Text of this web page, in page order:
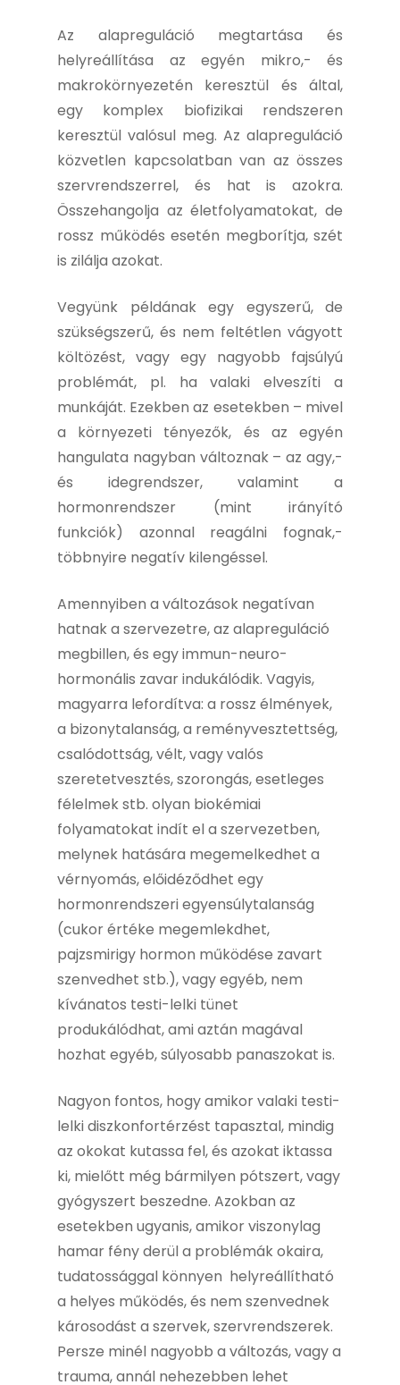
Az alapreguláció megtartása és
helyreállítása az egyén mikro,- és
makrokörnyezetén keresztül és által,
egy komplex biofizikai rendszeren
keresztül valósul meg. Az alapreguláció
közvetlen kapcsolatban van az összes
szervrendszerrel, és hat is azokra.
Összehangolja az életfolyamatokat, de
rossz működés esetén megborítja, szét
is zilálja azokat.
Vegyünk példának egy egyszerű, de
szükségszerű, és nem feltétlen vágyott
költözést, vagy egy nagyobb fajsúlyú
problémát, pl. ha valaki elveszíti a
munkáját. Ezekben az esetekben – mivel
a környezeti tényezők, és az egyén
hangulata nagyban változnak – az agy,-
és idegrendszer, valamint a
hormonrendszer (mint irányító
funkciók) azonnal reagálni fognak,-
többnyire negatív kilengéssel.
Amennyiben a változások negatívan
hatnak a szervezetre, az alapreguláció
megbillen, és egy immun-neuro-
hormonális zavar indukálódik. Vagyis,
magyarra lefordítva: a rossz élmények,
a bizonytalanság, a reményvesztettség,
csalódottság, vélt, vagy valós
szeretetvesztés, szorongás, esetleges
félelmek stb. olyan biokémiai
folyamatokat indít el a szervezetben,
melynek hatására megemelkedhet a
vérnyomás, előidéződhet egy
hormonrendszeri egyensúlytalanság
(cukor értéke megemlekdhet,
pajzsmirigy hormon működése zavart
szenvedhet stb.), vagy egyéb, nem
kívánatos testi-lelki tünet
produkálódhat, ami aztán magával
hozhat egyéb, súlyosabb panaszokat is.
Nagyon fontos, hogy amikor valaki testi-
lelki diszkonfortérzést tapasztal, mindig
az okokat kutassa fel, és azokat iktassa
ki, mielőtt még bármilyen pótszert, vagy
gyógyszert beszedne. Azokban az
esetekben ugyanis, amikor viszonylag
hamar fény derül a problémák okaira,
tudatossággal könnyen helyreállítható
a helyes működés, és nem szenvednek
károsodást a szervek, szervrendszerek.
Persze minél nagyobb a változás, vagy a
trauma, annál nehezebben lehet